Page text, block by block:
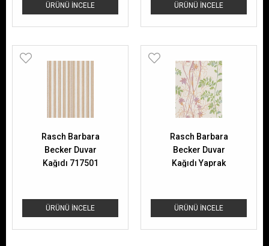
ÜRÜNÜ İNCELE ÜRÜNÜ İNCELE
ÜRÜNÜ İNCELE
Rasch Barbara
Becker Duvar
Kağıdı 717501
ÜRÜNÜ İNCELE
Rasch Barbara
Becker Duvar
Kağıdı Yaprak